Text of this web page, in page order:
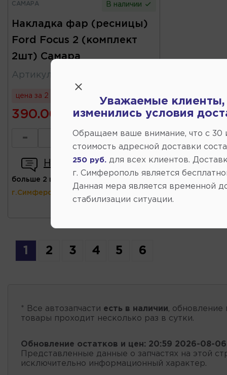
САМАРА В наличии
Накладка фар (ресницы)
Ford Focus 2 (комплект
2шт) Самара
Артикул
цена за 2 шт
390.00
- +
Написать отзыв
больше 2 шт
г.Симферополь)
1 2 3 4 5 6
* Все автозапчасти есть в наличии, обновление
товары проходит несколько раз в сутки.
Обновление остатков и цен: 20:59 2026-08-06
Представленные данные о запчастях на этой
исключительно информационный характер.
Уважаемые клиенты,
изменились условия
Обращаем ваше внимание, что c 30
стоимость адресной доставки
250 руб. для всех клиентов.
г. Симферополь является
Данная мера является временной
стабилизации ситуации.